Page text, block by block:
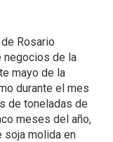
Rosario
negocios de la
mayo de la
durante el mes
de toneladas de
meses del año,
soja molida en